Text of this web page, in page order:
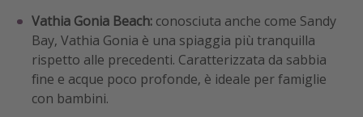
Vathia Gonia Beach: conosciuta anche come Sandy
Bay, Vathia Gonia è una spiaggia più tranquilla
rispetto alle precedenti. Caratterizzata da sabbia
fine e acque poco profonde, è ideale per famiglie
con bambini.